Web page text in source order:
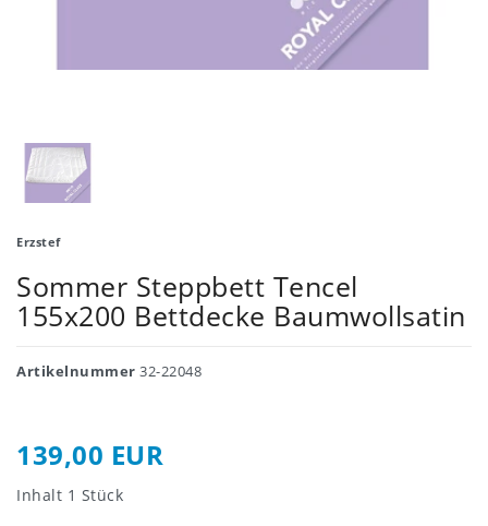
Erzstef
Sommer Steppbett Tencel
155x200 Bettdecke Baumwollsatin
Artikelnummer 32-22048
139,00 EUR
Inhalt 1 Stück